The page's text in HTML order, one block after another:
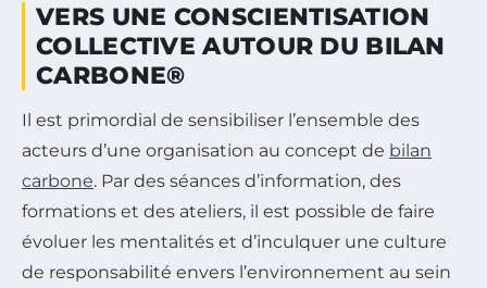
VERS UNE CONSCIENTISATION
COLLECTIVE AUTOUR DU BILAN
CARBONE®
Il est primordial de sensibiliser l’ensemble des
acteurs d’une organisation au concept de bilan
carbone. Par des séances d’information, des
formations et des ateliers, il est possible de faire
évoluer les mentalités et d’inculquer une culture
de responsabilité envers l’environnement au sein